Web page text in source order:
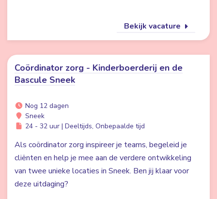
Bekijk vacature
Coördinator zorg - Kinderboerderij en de
Bascule Sneek
Nog 12 dagen
Sneek
24 - 32 uur | Deeltijds, Onbepaalde tijd
Als coördinator zorg inspireer je teams, begeleid je
cliënten en help je mee aan de verdere ontwikkeling
van twee unieke locaties in Sneek. Ben jij klaar voor
deze uitdaging?